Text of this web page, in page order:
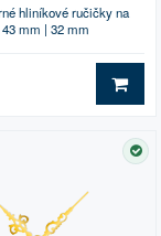
hliníkové ručičky na
mm | 32 mm
DO